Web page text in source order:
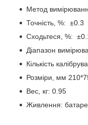
Метод
Точність, %: ±0.3
Сходьтеся, %:
Діапазон
Кількість
Розміри, мм
Вес, кг: 0.95
Живлення: